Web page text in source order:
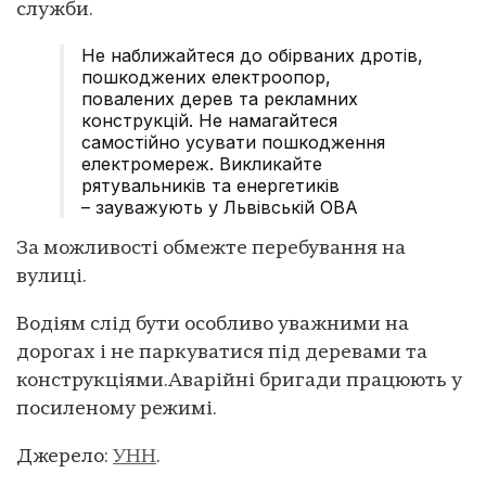
служби.
Не наближайтеся до обірваних дротів,
пошкоджених електроопор,
повалених дерев та рекламних
конструкцій. Не намагайтеся
самостійно усувати пошкодження
електромереж. Викликайте
рятувальників та енергетиків
– зауважують у Львівській ОВА
За можливості обмежте перебування на
вулиці.
Водіям слід бути особливо уважними на
дорогах і не паркуватися під деревами та
конструкціями.Аварійні бригади працюють у
посиленому режимі.
Джерело: УНН.